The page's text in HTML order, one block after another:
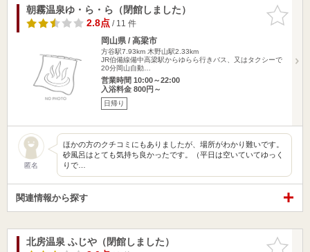
お気に入
りに追加
朝霧温泉ゆ・ら・ら（閉館しました）
2.8点/ 11 件
岡山県 / 高梁市
方谷駅7.93km 木野山駅2.33km
JR伯備線備中高梁駅からゆらら行きバス、又はタクシーで
20分岡山自動…
営業時間 10:00～22:00
入浴料金 800円～
日帰り
匿名
ほかの方のクチコミにもありましたが、場所がわかり難いです。
砂風呂はとても気持ち良かったです。（平日は空いていてゆっく
りで…
関連情報から探す
お気に入
北房温泉 ふじや（閉館しました）